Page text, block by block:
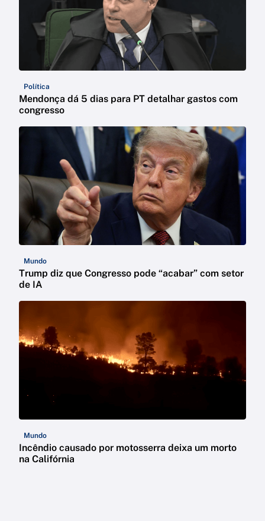
Política
Mendonça dá 5 dias para PT detalhar gastos com
congresso
Mundo
Trump diz que Congresso pode “acabar” com setor
de IA
Mundo
Incêndio causado por motosserra deixa um morto
na Califórnia